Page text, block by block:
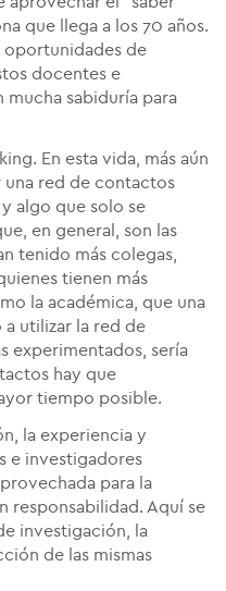
que llega a los 70 años.
oportunidades de
docentes e
mucha sabiduría para
En esta vida, más aún
una red de contactos
algo que solo se
en general, son las
tenido más colegas,
tienen más
la académica, que una
utilizar la red de
experimentados, sería
hay que
tiempo posible.
la experiencia y
e investigadores
para la
responsabilidad. Aquí se
investigación, la
de las mismas